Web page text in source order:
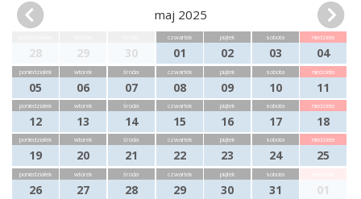
maj 2025
28 29 30
czwartek
01
piątek
02
sobota
03
niedziela
04
poniedziałek
05
wtorek
06
środa
07
czwartek
08
piątek
09
sobota
10
niedziela
11
poniedziałek
12
wtorek
13
środa
14
czwartek
15
piątek
16
sobota
17
niedziela
18
poniedziałek
19
wtorek
20
środa
21
czwartek
22
piątek
23
sobota
24
niedziela
25
poniedziałek
26
wtorek
27
środa
28
czwartek
29
piątek
30
sobota
31 01